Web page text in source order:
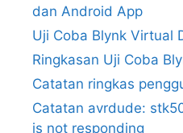
dan Android App
Uji Coba Blynk Virtual
Ringkasan Uji Coba
Catatan ringkas
Catatan avrdude:
is not responding